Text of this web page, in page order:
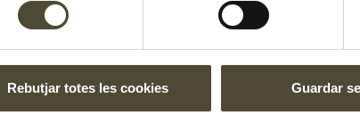
Rebutjar totes les cookies Guardar
cassola l’oli i la farina i, quan tinguis una massa
mica la beguda vegetal. Posa-hi la sal, el pebre i la
la beixamel per sobre. Per acabar, enforna'ls 5 min a